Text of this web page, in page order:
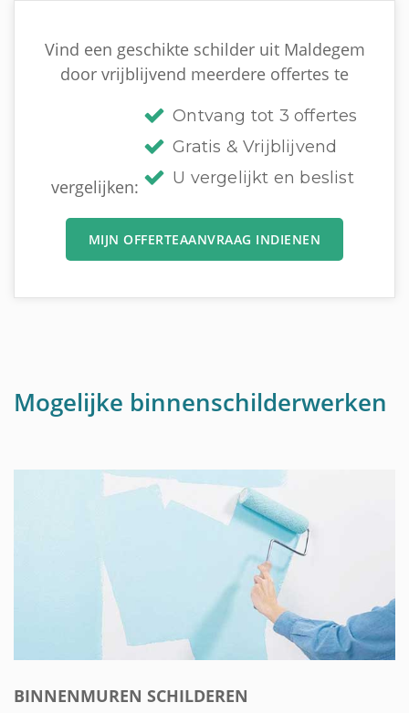
Vind een geschikte schilder uit Maldegem
door vrijblijvend meerdere offertes te
vergelijken:
Ontvang tot 3 offertes
Gratis & Vrijblijvend
U vergelijkt en beslist
MIJN OFFERTEAANVRAAG INDIENEN
Mogelijke binnenschilderwerken
BINNENMUREN SCHILDEREN